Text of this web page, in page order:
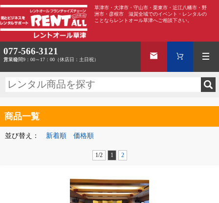
草津市・大津市・守山市・栗東市・近江八幡市・野
洲市・彦根市 滋賀全域でのイベント・レンタルの
ことならレントオール草津へご相談下さい。
077-566-3121
営業時間
月～金 9：00～17：00（休店日：土日祝）
商品一覧
並び替え： 新着順 価格順
1/2 1 2